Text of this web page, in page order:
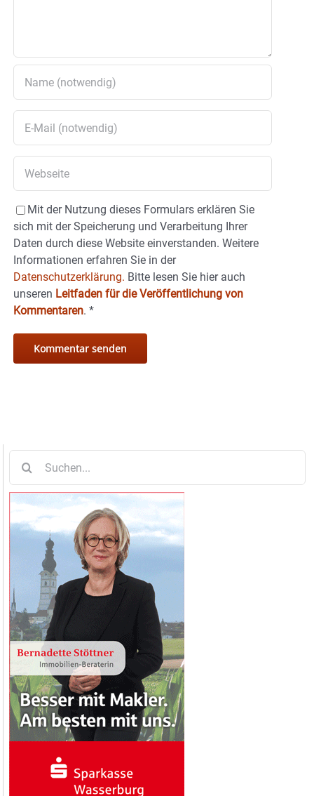
Mit der Nutzung dieses Formulars erklären Sie
sich mit der Speicherung und Verarbeitung Ihrer
Daten durch diese Website einverstanden. Weitere
Informationen erfahren Sie in der
Datenschutzerklärung. Bitte lesen Sie hier auch
unseren Leitfaden für die Veröffentlichung von
Kommentaren. *
nach: